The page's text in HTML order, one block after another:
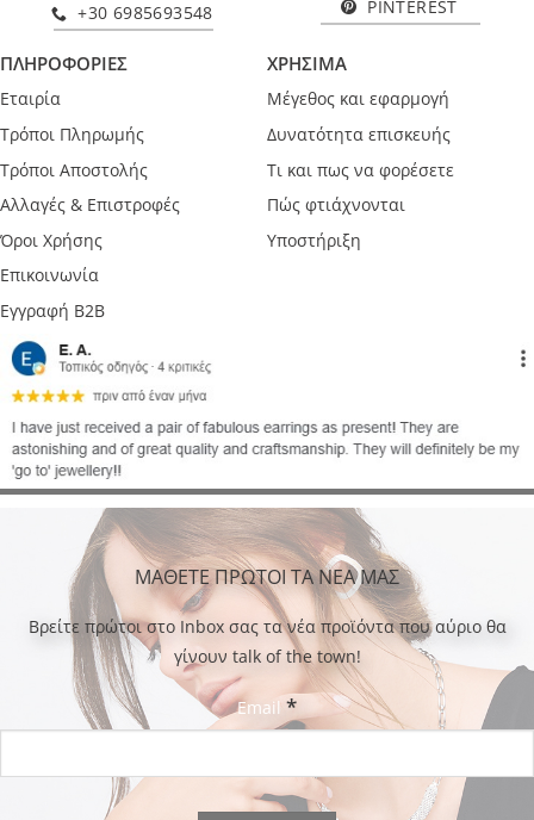
+30 6985693548 PINTEREST
ΠΛΗΡΟΦΟΡΙΕΣ
Εταιρία
Τρόποι Πληρωμής
Τρόποι Αποστολής
Αλλαγές & Επιστροφές
Όροι Χρήσης
Επικοινωνία
Εγγραφή B2B
ΧΡΗΣΙΜΑ
Μέγεθος και εφαρμογή
Δυνατότητα επισκευής
Τι και πως να φορέσετε
Πώς φτιάχνονται
Υποστήριξη
ΜΑΘΕΤΕ ΠΡΩΤΟΙ ΤΑ ΝΕΑ ΜΑΣ
Bρείτε πρώτοι στο Inbox σας τα νέα προϊόντα που αύριο θα
γίνουν talk of the town!
Email *